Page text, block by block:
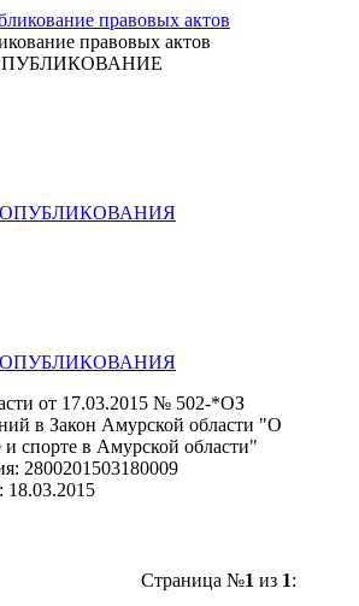
правовых актов
от 17.03.2015 № 502-*ОЗ
в Закон Амурской области "О
и спорте в Амурской области"
2800201503180009
18.03.2015
Страница №1 из 1: